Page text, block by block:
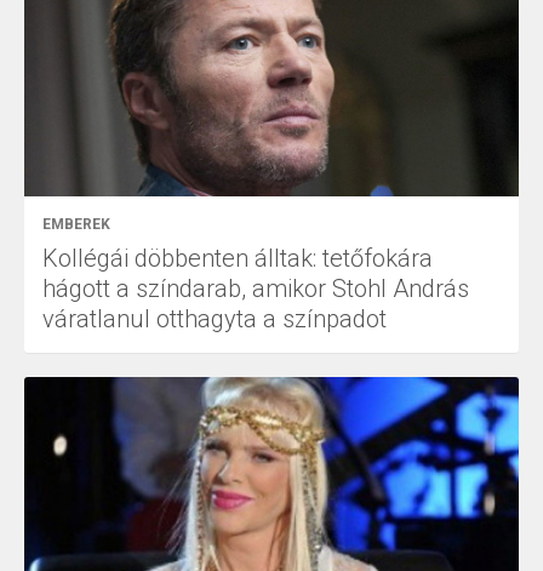
EMBEREK
Kollégái döbbenten álltak: tetőfokára
hágott a színdarab, amikor Stohl András
váratlanul otthagyta a színpadot